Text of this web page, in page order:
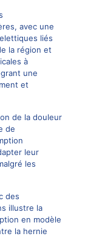
avec une
liés
la région et
à
une
et
de la douleur
de
leur
les
des
illustre la
en modèle
la hernie